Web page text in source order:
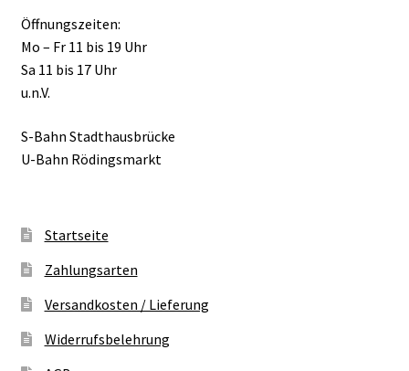
Öffnungszeiten:
Mo – Fr 11 bis 19 Uhr
Sa 11 bis 17 Uhr
u.n.V.
S-Bahn Stadthausbrücke
U-Bahn Rödingsmarkt
Startseite
Zahlungsarten
Versandkosten / Lieferung
Widerrufsbelehrung